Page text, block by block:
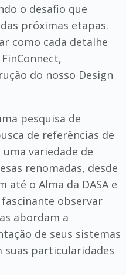
o desafio que
próximas etapas.
como cada detalhe
do nosso Design
pesquisa de
de referências de
variedade de
renomadas, desde
até o Alma da DASA e
fascinante observar
abordam a
de seus sistemas
suas particularidades